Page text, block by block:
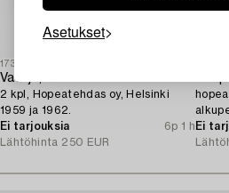
Asetukset
1730905
Vateja,
2 kpl, Hopeatehdas oy, Helsinki
1959 ja 1962.
Ei tarjouksia
6p 1 h
Lähtöhinta 250 EUR
Norja
Ei